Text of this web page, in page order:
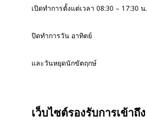
เปิดทำการตั้งแต่เวลา 08:30 – 17:30 น.
ปิดทำการวัน อาทิตย์
และวันหยุดนักขัตฤกษ์
เว็บไซต์รองรับการเข้าถึง